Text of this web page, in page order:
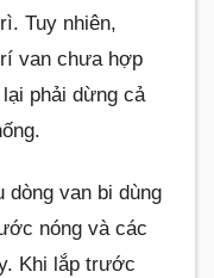
Tuy nhiên,
van chưa hợp
phải dừng cả
dòng van bi dùng
nóng và các
Khi lắp trước